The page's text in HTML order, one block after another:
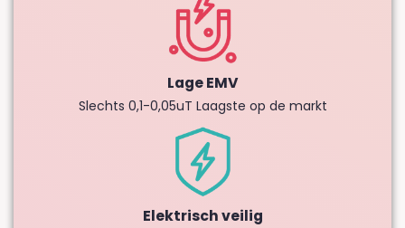
Lage EMV
Slechts 0,1-0,05uT Laagste op de markt
Elektrisch veilig